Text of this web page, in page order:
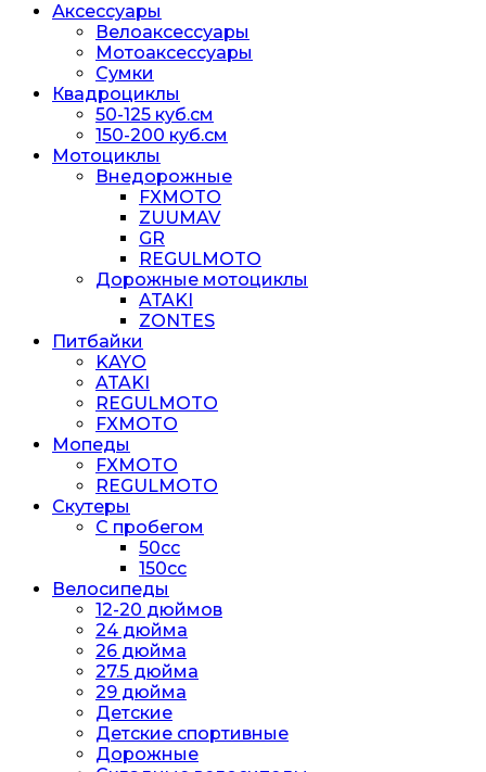
Аксессуары
Велоаксессуары
Мотоаксессуары
Сумки
Квадроциклы
50-125 куб.см
150-200 куб.см
Мотоциклы
Внедорожные
FXMOTO
ZUUMAV
GR
REGULMOTO
Дорожные мотоциклы
ATAKI
ZONTES
Питбайки
KAYO
ATAKI
REGULMOTO
FXMOTO
Мопеды
FXMOTO
REGULMOTO
Скутеры
С пробегом
50cc
150cc
Велосипеды
12-20 дюймов
24 дюйма
26 дюйма
27.5 дюйма
29 дюйма
Детские
Детские спортивные
Дорожные